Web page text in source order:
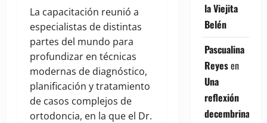
La capacitación reunió a
especialistas de distintas
partes del mundo para
profundizar en técnicas
modernas de diagnóstico,
planificación y tratamiento
de casos complejos de
ortodoncia, en la que el Dr.
la Viejita
Belén
Pascualina
Reyesen
Una
reflexión
decembrina